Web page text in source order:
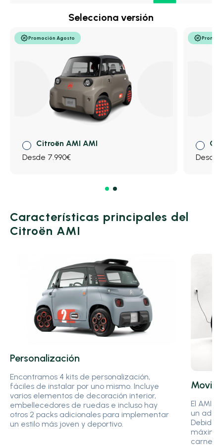
Selecciona versión
Promoción Agosto
Citroën AMI AMI
Desde 7.990€
Desde
Características principales del
Citroën AMI
Personalización
Encontramos 4 kits de personalización,
fáciles de instalar por uno mismo. Incluye
varios elementos de decoración interior,
embellecedores de ruedas e incluso hay
otros 2 packs adicionales para implementar
un estilo más joven y deportivo.
El AMI
un
Debido
máxima
carnet